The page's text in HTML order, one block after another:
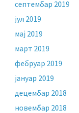
септембар 2019
јул 2019
мај 2019
март 2019
фебруар 2019
јануар 2019
децембар 2018
новембар 2018